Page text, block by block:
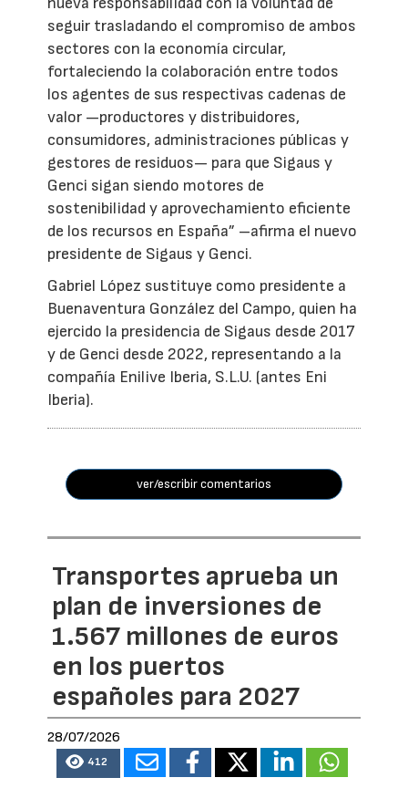
seguir trasladando el compromiso de ambos
sectores con la economía circular,
fortaleciendo la colaboración entre todos
los agentes de sus respectivas cadenas de
valor —productores y distribuidores,
consumidores, administraciones públicas y
gestores de residuos— para que Sigaus y
Genci sigan siendo motores de
sostenibilidad y aprovechamiento eficiente
de los recursos en España” –afirma el nuevo
presidente de Sigaus y Genci.
Gabriel López sustituye como presidente a
Buenaventura González del Campo, quien ha
ejercido la presidencia de Sigaus desde 2017
y de Genci desde 2022, representando a la
compañía Enilive Iberia, S.L.U. (antes Eni
Iberia).
ver/escribir comentarios
Transportes aprueba un
plan de inversiones de
1.567 millones de euros
en los puertos
españoles para 2027
28/07/2026
412